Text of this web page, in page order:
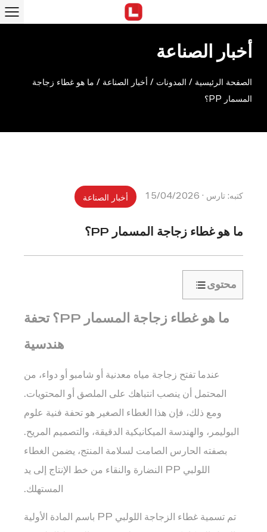
أخبار الصناعة
الصفحة الرئيسية / المدونات / أخبار الصناعة / ما هو غطاء زجاجة
المسمار PP؟
كتبه: تارس · 15/04/2026 أخبار الصناعة
ما هو غطاء زجاجة المسمار PP؟
محتوى
1
ما
المسمار
PP؟
تحفة
هندسية
البولي
ما هو غطاء زجاجة المسمار PP؟ تحفة
هندسية
عندما تفتح زجاجة مياه معدنية أو شامبو أو دواء، من
المحتمل أن ينصب انتباهك على الملصق أو المحتويات.
ومع ذلك، فإن هذا الغطاء الصغير هو تحفة فنية علوم
البوليمر، والهندسة الميكانيكية الدقيقة، والتصميم المريح.
بصفته الحارس الصامت لسلامة المنتج، يضمن الغطاء
اللولبي PP النضارة والنقاء من خط الإنتاج إلى يد
المستهلك.
تم تسمية غطاء الزجاجة اللولبي PP باسم المادة الأولية